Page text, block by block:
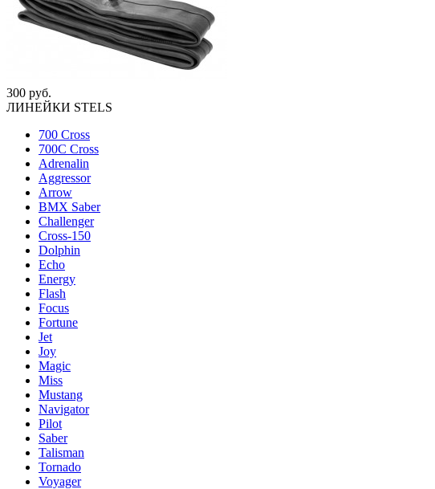
300 руб.
ЛИНЕЙКИ STELS
700 Cross
700C Cross
Adrenalin
Aggressor
Arrow
BMX Saber
Challenger
Cross-150
Dolphin
Echo
Energy
Flash
Focus
Fortune
Jet
Joy
Magic
Miss
Mustang
Navigator
Pilot
Saber
Talisman
Tornado
Voyager